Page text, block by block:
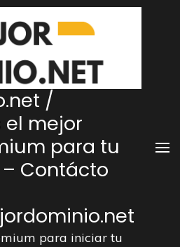
/
el mejor
para tu
Contácto
para iniciar tu